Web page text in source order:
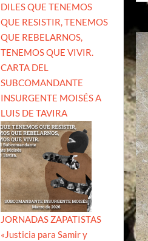
DILES QUE TENEMOS
QUE RESISTIR, TENEMOS
QUE REBELARNOS,
TENEMOS QUE VIVIR.
CARTA DEL
SUBCOMANDANTE
INSURGENTE MOISÉS A
LUIS DE TAVIRA
JORNADAS ZAPATISTAS
«Justicia para Samir y